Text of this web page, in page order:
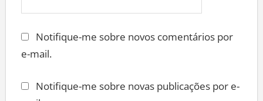
Notifique-me sobre novos comentários por
e-mail.
Notifique-me sobre novas publicações por e-